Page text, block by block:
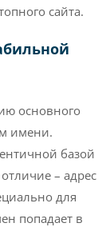
сайта.
основного
имени.
базой
– адрес
для
попадает в